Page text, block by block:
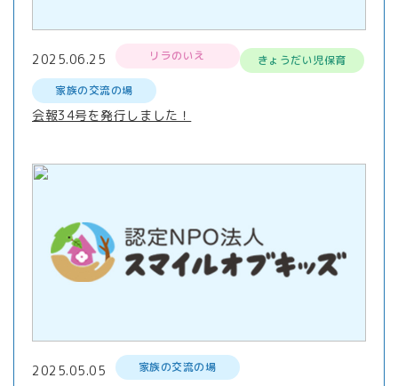
2025.06.25 リラのいえ
きょうだい児保育
家族の交流の場
会報34号を発行しました！
2025.05.05 家族の交流の場